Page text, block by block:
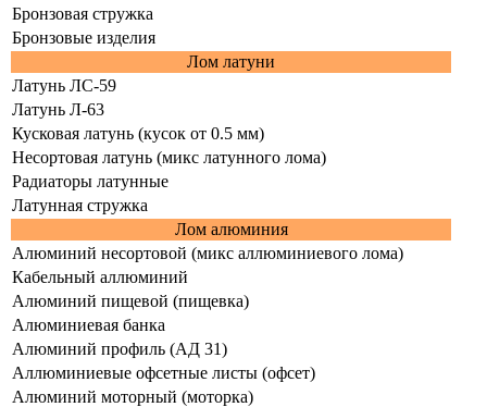
Бронзовая стружка
Бронзовые изделия
Лом латуни
Латунь ЛС-59
Латунь Л-63
Кусковая латунь (кусок от 0.5 мм)
Несортовая латунь (микс латунного лома)
Радиаторы латунные
Латунная стружка
Лом алюминия
Алюминий несортовой (микс аллюминиевого лома)
Кабельный аллюминий
Алюминий пищевой (пищевка)
Алюминиевая банка
Алюминий профиль (АД 31)
Аллюминиевые офсетные листы (офсет)
Алюминий моторный (моторка)